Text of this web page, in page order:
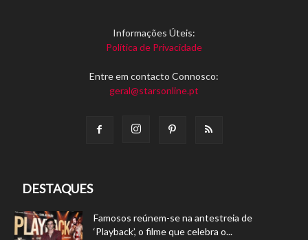
Informações Úteis:
Política de Privacidade
Entre em contacto Connosco:
geral@starsonline.pt
DESTAQUES
Famosos reúnem-se na antestreia de
‘Playback’, o filme que celebra o...